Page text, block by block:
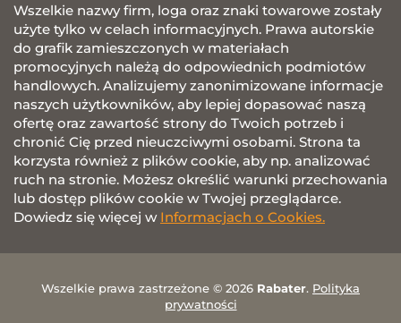
Wszelkie nazwy firm, loga oraz znaki towarowe zostały
użyte tylko w celach informacyjnych. Prawa autorskie
do grafik zamieszczonych w materiałach
promocyjnych należą do odpowiednich podmiotów
handlowych. Analizujemy zanonimizowane informacje
naszych użytkowników, aby lepiej dopasować naszą
ofertę oraz zawartość strony do Twoich potrzeb i
chronić Cię przed nieuczciwymi osobami. Strona ta
korzysta również z plików cookie, aby np. analizować
ruch na stronie. Możesz określić warunki przechowania
lub dostęp plików cookie w Twojej przeglądarce.
Dowiedz się więcej w Informacjach o Cookies.
Wszelkie prawa zastrzeżone © 2026 Rabater. Polityka
prywatności